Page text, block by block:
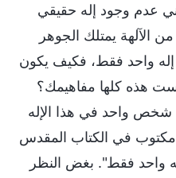
عدم وجود إله حقيقي
الآلهة يمتلك الجوهر
إله واحد فقط، فكيف يكون
هذه كلها مفاهيمك؟
شخص واحد في هذا الإله
مكتوب في الكتاب المقدس
واحد فقط". بغض النظر